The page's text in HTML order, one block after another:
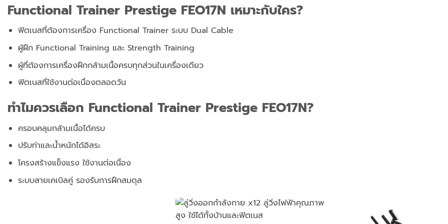
Functional Trainer Prestige FEO17N เหมาะกับใคร?
ฟิตเนสที่ต้องการเครื่อง Functional Trainer ระบบ Dual Cable
ผู้ฝึก Functional Training และ Strength Training
ผู้ที่ต้องการเครื่องฝึกกล้ามเนื้อครบทุกส่วนในเครื่องเดียว
ฟิตเนสที่ใช้งานต่อเนื่องตลอดวัน
ทำไมควรเลือก Functional Trainer Prestige FEO17N?
ครอบคลุมกล้ามเนื้อได้ครบ
ปรับท่าและน้ำหนักได้อิสระ
โครงสร้างแข็งแรง ใช้งานต่อเนื่อง
ระบบสายเคเบิลคู่ รองรับการฝึกสมดุล